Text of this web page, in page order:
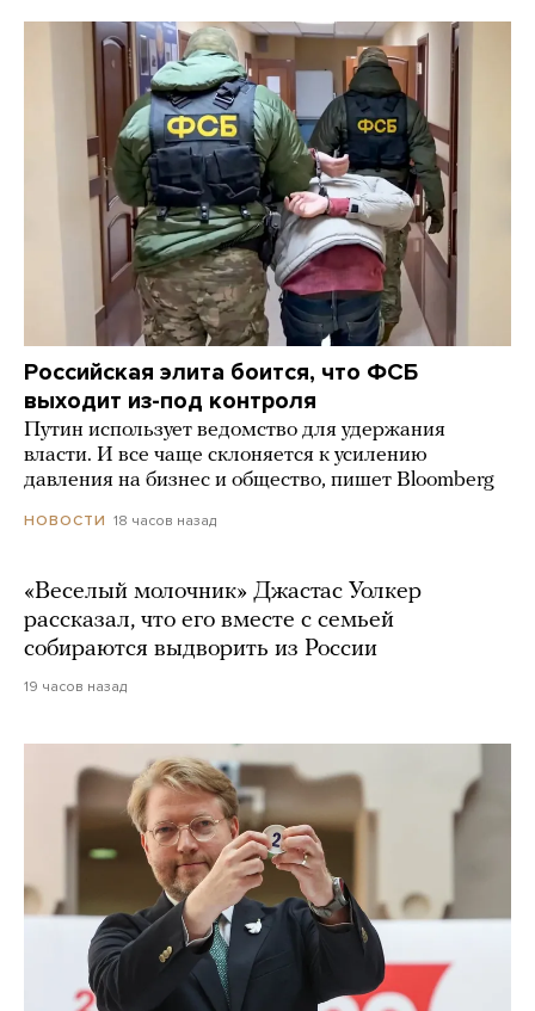
Российская элита боится, что ФСБ
выходит из-под контроля
Путин использует ведомство для удержания
власти. И все чаще склоняется к усилению
давления на бизнес и общество, пишет Bloomberg
НОВОСТИ 18 часов назад
«Веселый молочник» Джастас Уолкер
рассказал, что его вместе с семьей
собираются выдворить из России
19 часов назад